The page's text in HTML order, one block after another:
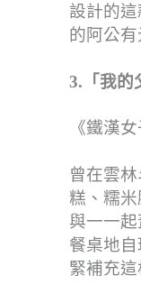
設計的
的阿公有
3.「我的
《鐵漢
曾在雲
糕、糯
與一一
餐桌地
緊補充